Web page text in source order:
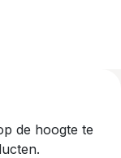
de hoogte te